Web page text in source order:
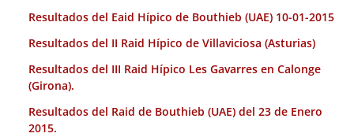
Resultados del Eaid Hípico de Bouthieb (UAE) 10-01-2015
Resultados del II Raid Hípico de Villaviciosa (Asturias)
Resultados del III Raid Hípico Les Gavarres en Calonge
(Girona).
Resultados del Raid de Bouthieb (UAE) del 23 de Enero
2015.